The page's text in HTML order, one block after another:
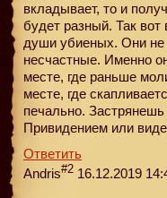
вкладывает, то и
будет разный. Так вот
души убиеных. Они
несчастные. Именно
месте, где раньше
месте, где
печально.
Привидением или
Ответить
Andris#2 16.12.2019